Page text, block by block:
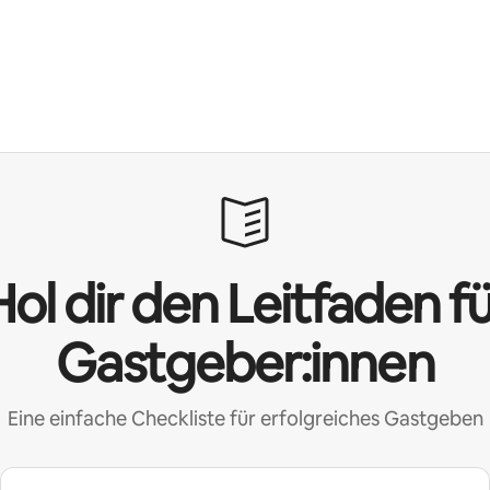
dir den Leitfaden
Gastgeber:innen
Eine einfache Checkliste für erfolgreiches Gastgeben